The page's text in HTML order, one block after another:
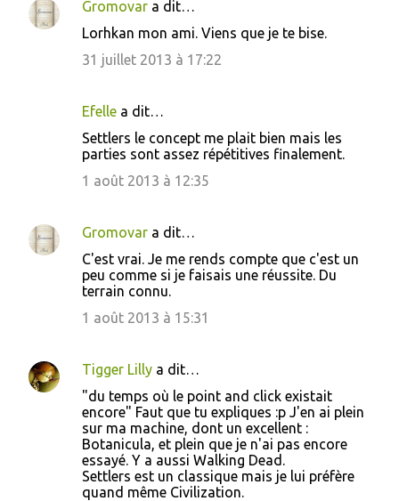
Gromovar a dit…
Lorhkan mon ami. Viens que je te bise.
31 juillet 2013 à 17:22
Efelle a dit…
Settlers le concept me plait bien mais les
parties sont assez répétitives finalement.
1 août 2013 à 12:35
Gromovar a dit…
C'est vrai. Je me rends compte que c'est un
peu comme si je faisais une réussite. Du
terrain connu.
1 août 2013 à 15:31
Tigger Lilly a dit…
"du temps où le point and click existait
encore" Faut que tu expliques :p J'en ai plein
sur ma machine, dont un excellent :
Botanicula, et plein que je n'ai pas encore
essayé. Y a aussi Walking Dead.
Settlers est un classique mais je lui préfère
quand même Civilization.